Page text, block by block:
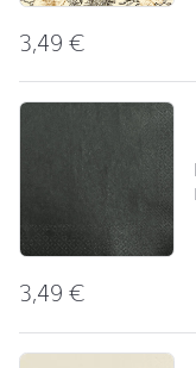
3,49€
3,49€